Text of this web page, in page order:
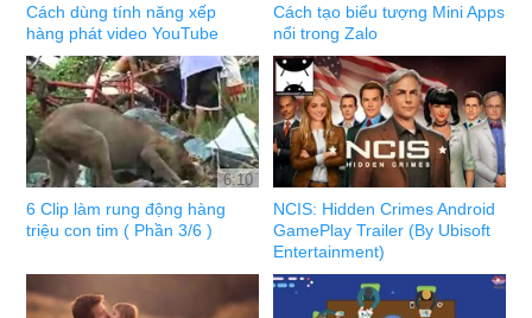
Cách dùng tính năng xếp
hàng phát video YouTube
Cách tạo biểu tượng Mini Apps
nổi trong Zalo
6:10
6 Clip làm rung động hàng
triệu con tim ( Phần 3/6 )
NCIS: Hidden Crimes Android
GamePlay Trailer (By Ubisoft
Entertainment)